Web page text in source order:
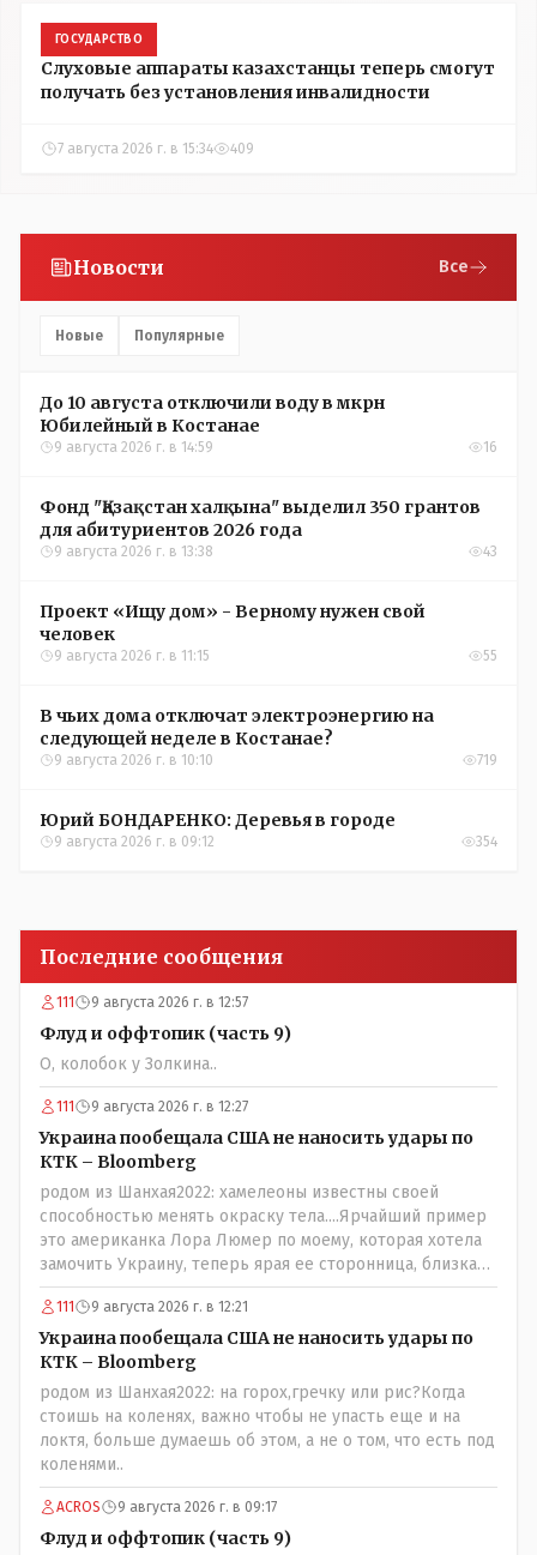
ГОСУДАРСТВО
Слуховые аппараты казахстанцы теперь смогут
получать без установления инвалидности
7 августа 2026 г. в 15:34 409
Новости Все
Новые Популярные
До 10 августа отключили воду в мкрн
Юбилейный в Костанае
9 августа 2026 г. в 14:59 16
Фонд "Қазақстан халқына" выделил 350 грантов
для абитуриентов 2026 года
9 августа 2026 г. в 13:38 43
Проект «Ищу дом» - Верному нужен свой
человек
9 августа 2026 г. в 11:15 55
В чьих дома отключат электроэнергию на
следующей неделе в Костанае?
9 августа 2026 г. в 10:10 719
Юрий БОНДАРЕНКО: Деревья в городе
9 августа 2026 г. в 09:12 354
Последние сообщения
111 9 августа 2026 г. в 12:57
Флуд и оффтопик (часть 9)
О, колобок у Золкина..
111 9 августа 2026 г. в 12:27
Украина пообещала США не наносить удары по
КТК – Bloomberg
родом из Шанхая2022: хамелеоны известны своей
способностью менять окраску тела....Ярчайший пример
это американка Лора Люмер по моему, которая хотела
замочить Украину, теперь ярая ее сторонница, близкая
к Трампу. Ну и западные страны тем более, которые
предоставляли Зеленскому убежище, чтоб он бежал и
которые развернулись потом на 180 или 360 градусов,
посмотрев на того, как он не сдался, но ты же там сам
живешь и многое знаешь о тех, на кого работаешь.. Это
просто прагматизм и ничего личного. Победим мы, они
встанут под нас и наоборот и все это понимают..
111 9 августа 2026 г. в 12:21
Украина пообещала США не наносить удары по
КТК – Bloomberg
родом из Шанхая2022: на горох,гречку или рис?Когда
стоишь на коленях, важно чтобы не упасть еще и на
локтя, больше думаешь об этом, а не о том, что есть под
коленями..
ACROS 9 августа 2026 г. в 09:17
Флуд и оффтопик (часть 9)